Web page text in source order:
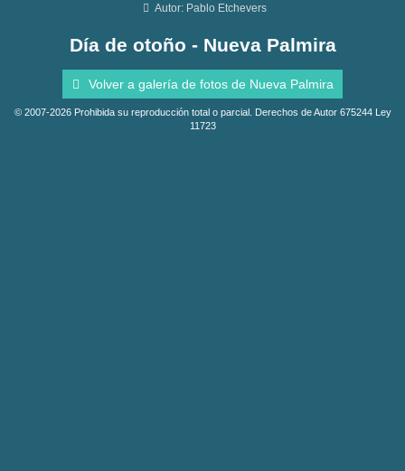
Autor: Pablo Etchevers
Día de otoño - Nueva Palmira
Volver a galería de fotos de Nueva Palmira
© 2007-2026 Prohibida su reproducción total o parcial. Derechos de Autor 675244 Ley
11723